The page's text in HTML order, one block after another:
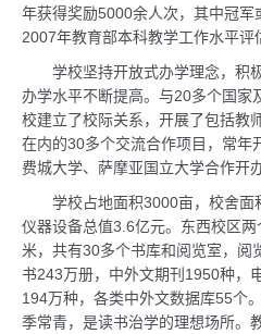
年获得奖励5000余人次，其中冠军
2007年教育部本科教学工作水平评
学校坚持开放式办学理念，积
办学水平不断提高。与20多个国家
校建立了校际关系，开展了包括教
在内的30多个交流合作项目，常年
费城大学、萨摩亚国立大学合作开
学校占地面积3000亩，校舍面
仪器设备总值3.6亿元。东西校区
米，共有30多个书库和阅览室，阅
书243万册，中外文期刊1950种，
194万种，各类中外文数据库55个
季常青，是读书治学的理想场所。